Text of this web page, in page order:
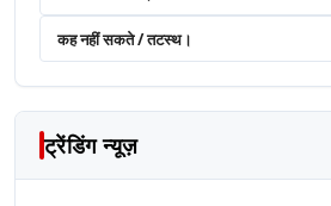
कह नहीं सकते / तटस्थ।
ट्रेंडिंग न्यूज़